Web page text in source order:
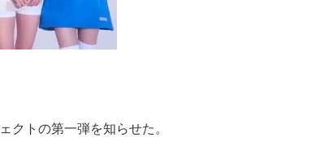
クトの第一弾を知らせた。